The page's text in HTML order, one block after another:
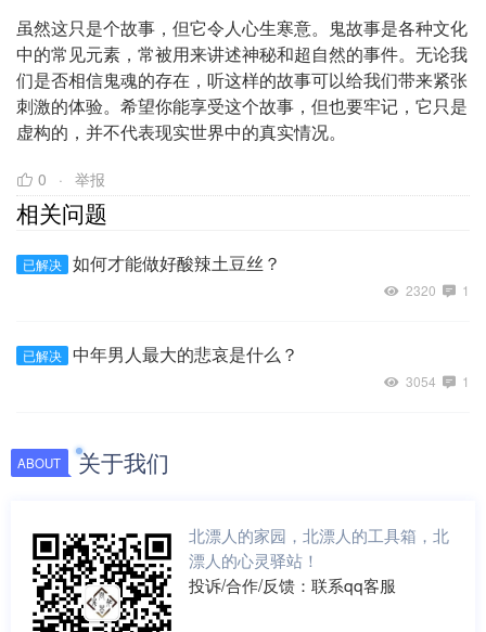
虽然这只是个故事，但它令人心生寒意。鬼故事是各种文化
中的常见元素，常被用来讲述神秘和超自然的事件。无论我
们是否相信鬼魂的存在，听这样的故事可以给我们带来紧张
刺激的体验。希望你能享受这个故事，但也要牢记，它只是
虚构的，并不代表现实世界中的真实情况。
0 举报
相关问题
已解决 如何才能做好酸辣土豆丝？
2320 1
已解决 中年男人最大的悲哀是什么？
3054 1
ABOUT 关于我们
北漂人的家园，北漂人的工具箱，北
漂人的心灵驿站！
投诉/合作/反馈：联系qq客服